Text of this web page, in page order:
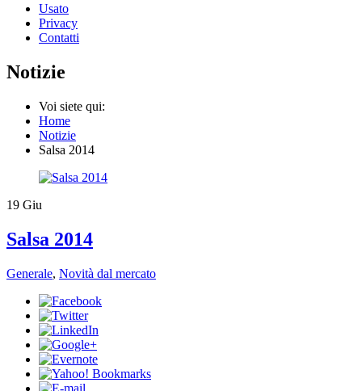
Usato
Privacy
Contatti
Notizie
Voi siete qui:
Home
Notizie
Salsa 2014
19 Giu
Salsa 2014
Generale, Novità dal mercato